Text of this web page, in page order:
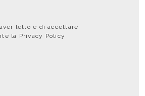
letto e di accettare
la Privacy Policy